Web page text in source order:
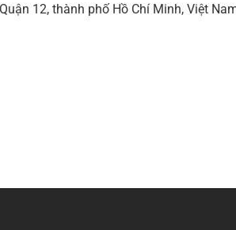
12, thành phố Hồ Chí Minh, Việt